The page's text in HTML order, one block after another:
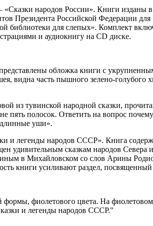
«Сказки народов России». Книги
Президента Российской Федерации
библиотеки для слепых». Комплект
и аудиокнигу на CD диске.
обложка книги с
видна часть пышного зелено-
из тувинской народной сказки,
пять полосок. Ответить на вопрос
длинные уши».
и легенды народов СССР». Книга
сказкам народов Севера
в Михайловском со слов Арины
книги усиливают раздел,
фиолетового цвета. На
и легенды народов СССР."